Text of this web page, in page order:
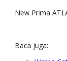
New Prima
Baca juga: